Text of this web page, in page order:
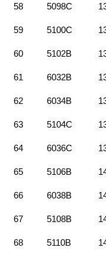
58 5098C
59 5100C
60 5102B
61 6032B
62 6034B
63 5104C
64 6036C
65 5106B
66 6038B
67 5108B
68 5110B